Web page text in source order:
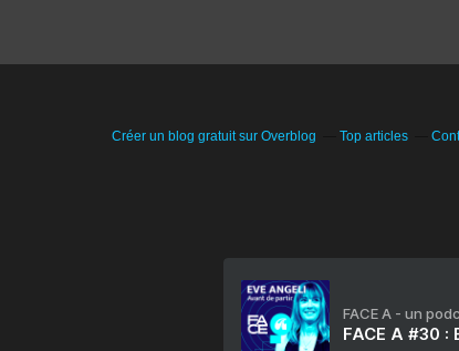
Créer un blog gratuit sur Overblog Top articles
FACE A - un
FACE A #30